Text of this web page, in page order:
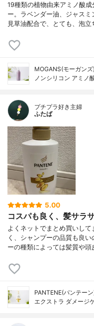
19種類の植物由来アミノ酸
ー。ラベンダー油、ジャス
見草油配合で、とても、泡
MOGANS(モーガンズ)
ノンシリコン アミノ
プチプラ好き主婦
ふたば
5.00
コスパも良く、髪サラ
よくネットでまとめ買いし
く、シャンプーの品質も良
ーの種類によっては髪質や
PANTENE(パンテー
エクストラ ダメージ